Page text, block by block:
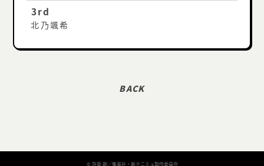
3rd
北乃颯希
© 許斐 剛／集英社・新テニミュ製作委員会